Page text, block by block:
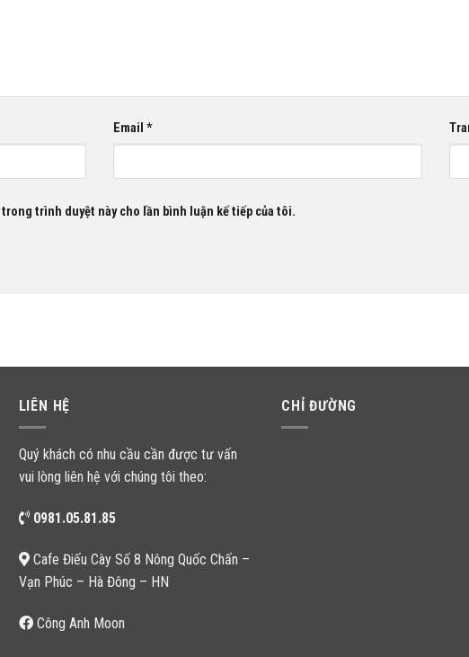
Email*
trình duyệt này cho lần bình luận kế tiếp của tôi.
LIÊN HỆ
Quý khách có nhu cầu cần được tư vấn
vui lòng liên hệ với chúng tôi theo:
0981.05.81.85
Cafe Điếu Cày Số 8 Nông Quốc Chấn –
Vạn Phúc – Hà Đông – HN
Công Anh Moon
CHỈ ĐƯỜNG